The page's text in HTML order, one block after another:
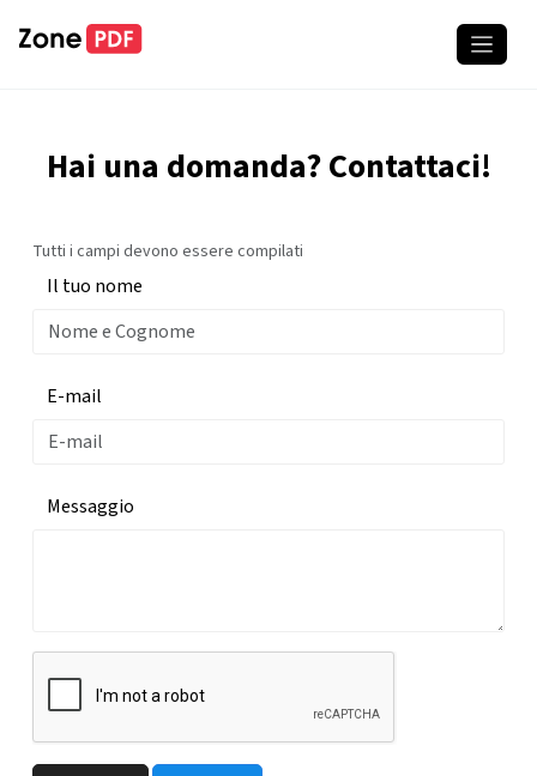
Hai una domanda? Contattaci!
Tutti i campi devono essere compilati
Il tuo nome
E-mail
Messaggio